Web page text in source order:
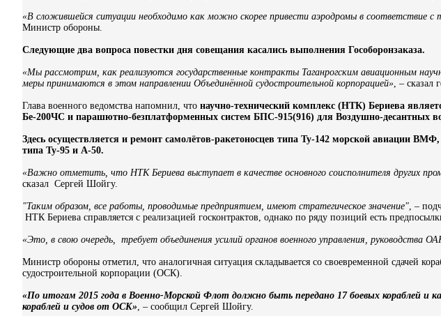
«В сложившейся ситуации необходимо как можно скорее привести аэродромы в соответствие с
Министр обороны.
Следующие два вопроса повестки дня совещания касались выполнения Гособоронзаказа.
«Мы рассмотрим, как реализуются государственные контракты Таганрогским авиационным
меры принимаются в этом направлении Объединённой судостроительной корпорацией» , –
Глава военного ведомства напомнил, что научно-технический комплекс (НТК) Бериева
Бе-200ЧС и парашютно-безплатформенных систем БПС-915(916) для Воздушно-десантных
Здесь осуществляется и ремонт самолётов-ракетоносцев типа Ту-142 морской авиации
типа Ту-95 и А-50.
«Важно отметить, что НТК Бериева выступает в качестве основного соисполнителя других
сказал Сергей Шойгу.
"Таким образом, все работы, проводимые предприятием, имеют стратегическое значение" , –
НТК Бериева справляется с реализацией госконтрактов, однако по ряду позиций есть
«Это, в свою очередь, требует объединения усилий органов военного управления, руководства
Министр обороны отметил, что аналогичная ситуация складывается со своевременной сдачей
судостроительной корпора­ции (ОСК).
«По итогам 2015 года в Военно-Морской Флот должно быть передано 17 боевых кораблей и
кораблей и судов от ОСК» , – сообщил Сергей Шойгу.